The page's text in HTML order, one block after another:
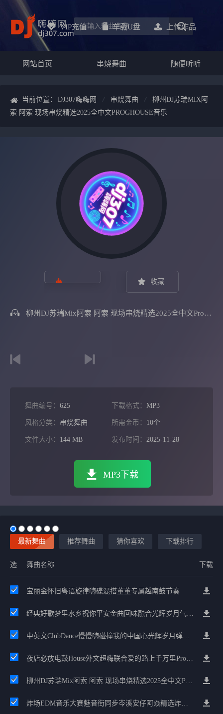
VIP充值 车载u盘 上传作品
网站首页 串烧舞曲 随便听听
当前位置： DJ307嗨嗨网 串烧舞曲
柳州DJ苏瑞MIX阿
索 阿索 现场串烧精选2025全中文PROGHOUSE音乐
收藏
柳州DJ苏瑞Mix阿索 阿索 现场串烧精选2025全中文ProgHouse音乐
舞曲编号： 625 下载格式： MP3
风格分类： 串烧舞曲 所需金币： 10个
文件大小： 144 MB 发布时间： 2025-11-28
MP3下载
最新舞曲 推荐舞曲 猜你喜欢 下载排行
选 舞曲名称 下载
宝丽金怀旧粤语旋律嗨碟混搭董董专属越南鼓节奏
经典好歌梦里水乡祝你平安金曲回味融合光辉岁月气氛中文兄弟串烧
中英文ClubDance慢慢嗨碰撞我的中国心光辉岁月弹鼓车载
夜店必放电鼓House外文超嗨联合爱的路上千万里Prog包房漫步上头
柳州DJ苏瑞Mix阿索 阿索 现场串烧精选2025全中文ProgHouse音乐
炸场EDM音乐大赛魅音街同步岑溪安仔阿焱精选炸场歌路串烧